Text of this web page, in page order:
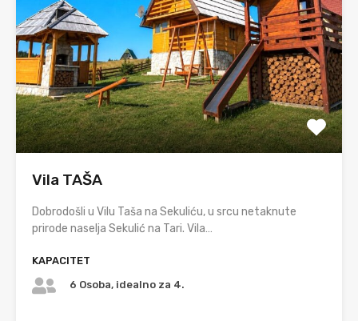
Vila TAŠA
Dobrodošli u Vilu Taša na Sekuliću, u srcu netaknute
prirode naselja Sekulić na Tari. Vila…
KAPACITET
6 Osoba, idealno za 4.